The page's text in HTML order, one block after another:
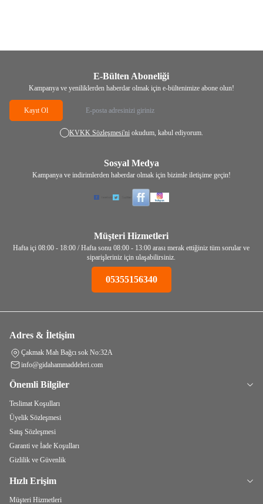
E-Bülten Aboneliği
Kampanya ve yeniliklerden haberdar olmak için e-bültenimize abone olun!
Kayıt Ol
KVKK Sözleşmesi'niokudum, kabul ediyorum.
Sosyal Medya
Kampanya ve indirimlerden haberdar olmak için bizimle iletişime geçin!
Müşteri Hizmetleri
Hafta içi 08:00 - 18:00 / Hafta sonu 08:00 - 13:00 arası merak ettiğiniz tüm sorular ve
siparişleriniz için ulaşabilirsiniz.
05355156340
Adres & İletişim
Çakmak Mah Bağcı sok No:32A
info@gidahammaddeleri.com
Önemli Bilgiler
Teslimat Koşulları
Üyelik Sözleşmesi
Satış Sözleşmesi
Garanti ve İade Koşulları
Gizlilik ve Güvenlik
Hızlı Erişim
Müşteri Hizmetleri